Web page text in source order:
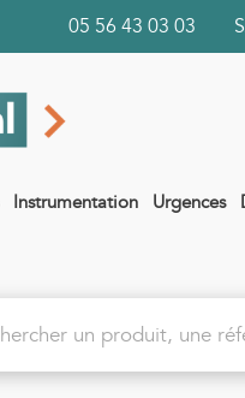
05 56 43 03 03
Instrumentation Urgences